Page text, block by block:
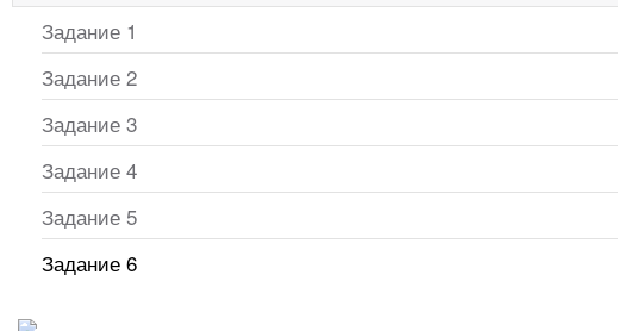
Задание 1
Задание 2
Задание 3
Задание 4
Задание 5
Задание 6